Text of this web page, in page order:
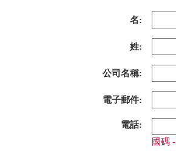
名:
姓:
公司名稱:
電子郵件:
電話:
國碼